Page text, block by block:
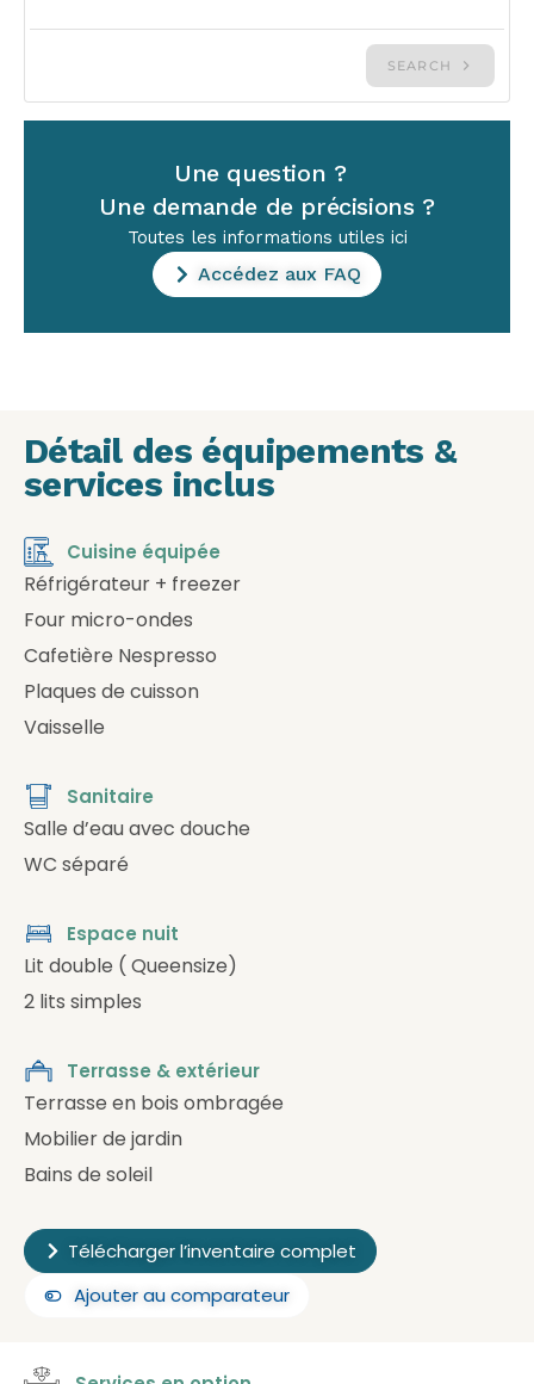
Une question ?
Une demande de précisions ?
Toutes les informations utiles ici
Accédez aux FAQ
Détail des équipements &
services inclus
Cuisine équipée
Réfrigérateur + freezer
Four micro-ondes
Cafetière Nespresso
Plaques de cuisson
Vaisselle
Sanitaire
Salle d’eau avec douche
WC séparé
Espace nuit
Lit double ( Queensize)
2 lits simples
Terrasse & extérieur
Terrasse en bois ombragée
Mobilier de jardin
Bains de soleil
Télécharger l’inventaire complet
Ajouter au comparateur